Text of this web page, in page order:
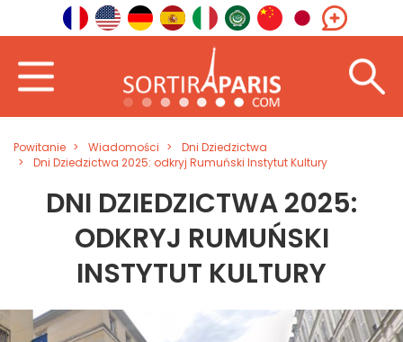
Powitanie Wiadomości
Dni Dziedzictwa
Dni Dziedzictwa 2025: odkryj Rumuński Instytut Kultury
DNI DZIEDZICTWA 2025:
ODKRYJ RUMUŃSKI
INSTYTUT KULTURY